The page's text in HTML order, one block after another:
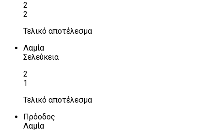
2
2
Τελικό αποτέλεσμα
Λαμία
Σελεύκεια
2
1
Τελικό αποτέλεσμα
Πρόοδος
Λαμία